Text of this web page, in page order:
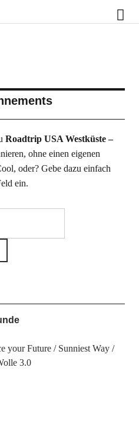
Roadtrip USA Westküste –
ohne einen eigenen
oder? Gebe dazu einfach
ein.
your Future
Sunniest Way
3.0